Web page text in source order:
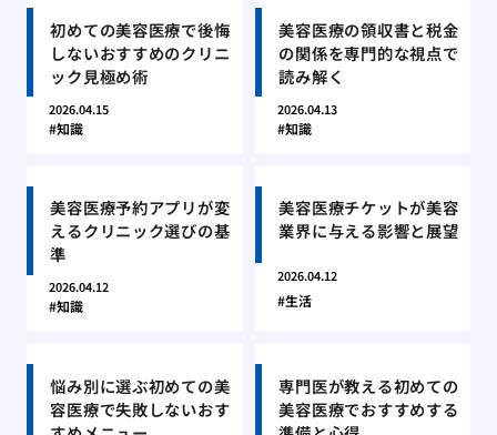
初めての美容医療で後悔
しないおすすめのクリニ
ック見極め術
2026.04.15
知識
美容医療の領収書と税金
の関係を専門的な視点で
読み解く
2026.04.13
知識
美容医療予約アプリが変
えるクリニック選びの基
準
2026.04.12
知識
美容医療チケットが美容
業界に与える影響と展望
2026.04.12
生活
悩み別に選ぶ初めての美
容医療で失敗しないおす
専門医が教える初めての
美容医療でおすすめする